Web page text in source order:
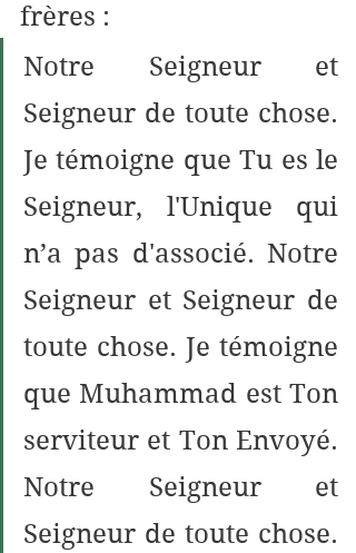
frères :
Notre Seigneur et
Seigneur de toute chose.
Je témoigne que Tu es le
Seigneur, l'Unique qui
n’a pas d'associé. Notre
Seigneur et Seigneur de
toute chose. Je témoigne
que Muhammad est Ton
serviteur et Ton Envoyé.
Notre Seigneur et
Seigneur de toute chose.